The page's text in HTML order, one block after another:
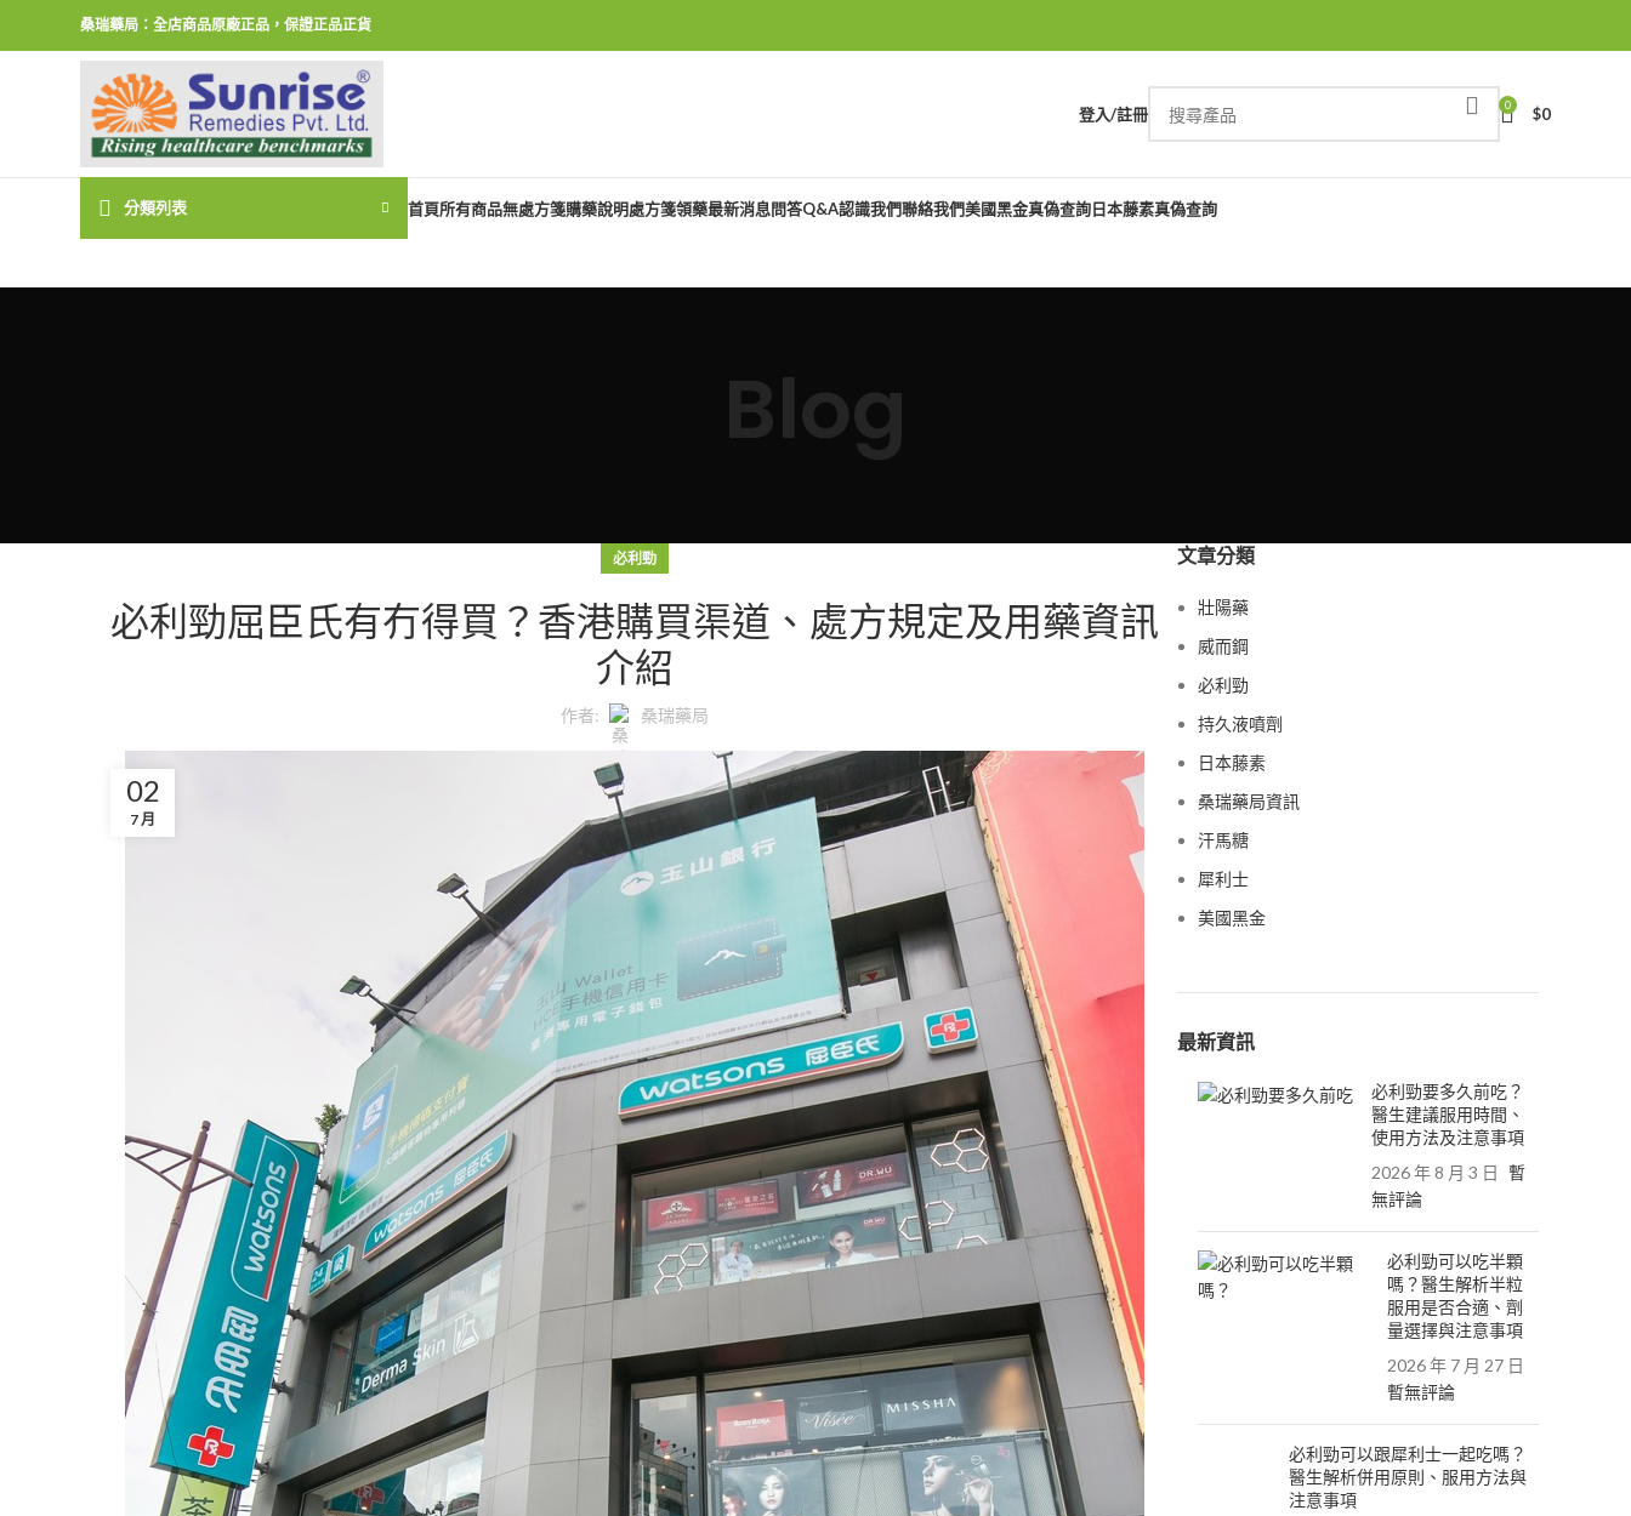
桑瑞藥局：全店商品原廠正品，保證正品正貨
登入/註冊 0 $0
分類列表 首頁所有商品無處方箋購藥說明處方箋領藥最新消息問答Q&A認識我們聯絡我們美國黑金真偽查詢日本藤素真偽查詢
Blog
必利勁
必利勁屈臣氏有冇得買？香港購買渠道、處方規定及用藥資訊
介紹
作者: 桑瑞藥局
02
7 月
文章分類
壯陽藥
威而鋼
必利勁
持久液噴劑
日本藤素
桑瑞藥局資訊
汗馬糖
犀利士
美國黑金
最新資訊
必利勁要多久前吃？
醫生建議服用時間、
使用方法及注意事項
2026 年 8 月 3 日 暫
無評論
必利勁可以吃半顆
嗎？醫生解析半粒
服用是否合適、劑
量選擇與注意事項
2026 年 7 月 27 日
暫無評論
必利勁可以跟犀利士一起吃嗎？
醫生解析併用原則、服用方法與
注意事項